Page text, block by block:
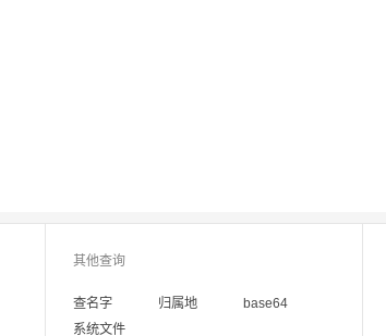
其他查询
查名字 归属地
base64
系统文件